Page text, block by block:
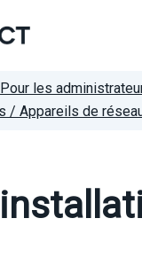
Pour les
/ Appareils de